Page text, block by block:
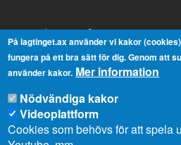
Kontaktuppgifter
Strandgatan 37, AX-22100
Telefonnummer:
+358 18 25000
E-
post:
info@lagtinget.ax
Fler:
Kontakta lagtingets kansli
På lagtinget.ax använder vi kakor
fungera på ett bra sätt för dig. Genom att
använder kakor. Mer information
Nödvändiga kakor
Videoplattform
Cookies som behövs för att spela